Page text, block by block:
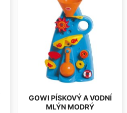
GOWI PÍSKOVÝ A VODNÍ
MLÝN MODRÝ